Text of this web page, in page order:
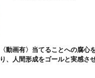
〈動画有〉当てることへの腐心
り、人間形成をゴールと実感さ